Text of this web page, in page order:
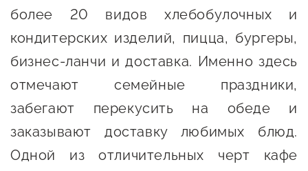
Имущественная поддержка
Консультационная поддержка
Образовательная поддержка
Поддержка креативного и
инновационно-
технологического
предпринимательства
более 20 видов хлебобулочных и
кондитерских изделий, пицца, бургеры,
бизнес-ланчи и доставка. Именно здесь
отмечают семейные праздники,
забегают перекусить на обеде и
заказывают доставку любимых блюд.
Одной из отличительных черт кафе